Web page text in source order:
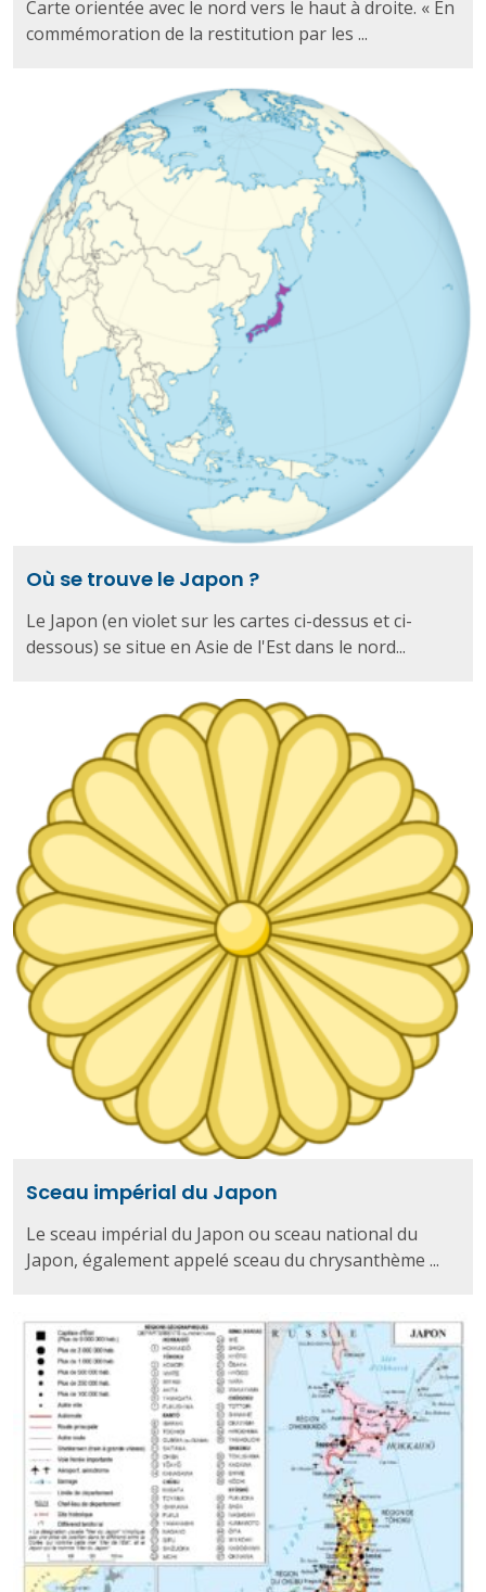
Carte orientée avec le nord vers le haut à droite. « En
commémoration de la restitution par les ...
Où se trouve le Japon ?
Le Japon (en violet sur les cartes ci-dessus et ci-
dessous) se situe en Asie de l'Est dans le nord...
Sceau impérial du Japon
Le sceau impérial du Japon ou sceau national du
Japon, également appelé sceau du chrysanthème ...